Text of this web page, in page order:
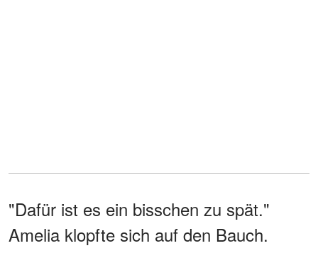
"Dafür ist es ein bisschen zu spät."
Amelia klopfte sich auf den Bauch.